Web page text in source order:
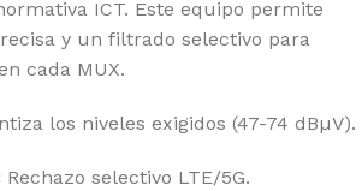
ICT. Este equipo permite
y un filtrado selectivo para
cada MUX.
los niveles exigidos (47-74 dBµV).
Rechazo selectivo LTE/5G.